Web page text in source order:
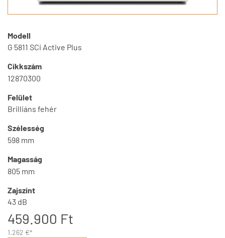
Modell
G 5811 SCi Active Plus
Cikkszám
12870300
Felület
Brilliáns fehér
Szélesség
598 mm
Magasság
805 mm
Zajszint
43 dB
459.900 Ft
1.262 €*